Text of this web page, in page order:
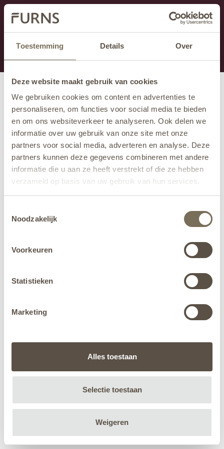
Toestemming Details Over
Deze website maakt gebruik van cookies
We gebruiken cookies om content en advertenties te
personaliseren, om functies voor social media te bieden
en om ons websiteverkeer te analyseren. Ook delen we
informatie over uw gebruik van onze site met onze
partners voor social media, adverteren en analyse. Deze
partners kunnen deze gegevens combineren met andere
informatie die u aan ze heeft verstrekt of die ze hebben
verzameld op basis van uw gebruik van hun services.
jehier.
Noodzakelijk
Voorkeuren
Statistieken
Marketing
Alles toestaan
Selectie toestaan
Weigeren
Cette section est actuellement en maintenance.
Si vous manquez des informations, vous pouvez nous
appeler au +31 413 395 295 ou nous envoyer un e-